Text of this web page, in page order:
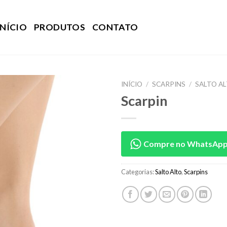
PRODUTOS CONTATO
INÍCIO / SCARPINS / SALTO
Scarpin
Compre no WhatsApp
Categorias:Salto Alto,Scarpins